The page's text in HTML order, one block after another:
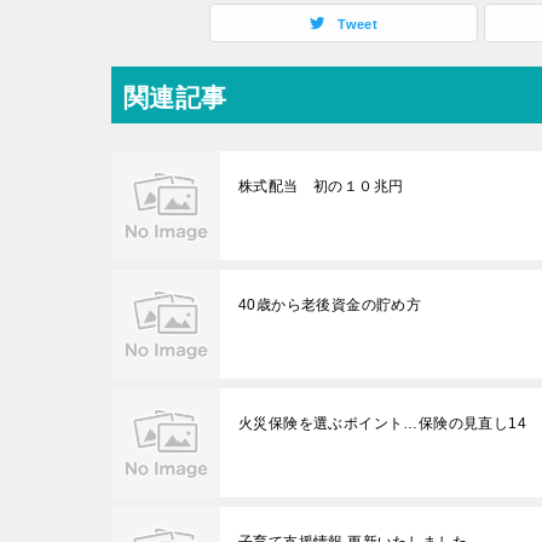
Tweet
関連記事
株式配当 初の１０兆円
40歳から老後資金の貯め方
火災保険を選ぶポイント…保険の見直し14